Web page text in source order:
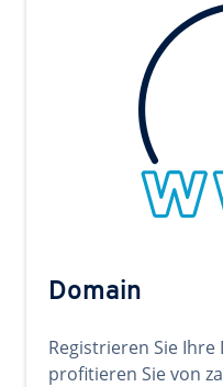
Domain
Registrieren Sie Ihre
profitieren Sie von